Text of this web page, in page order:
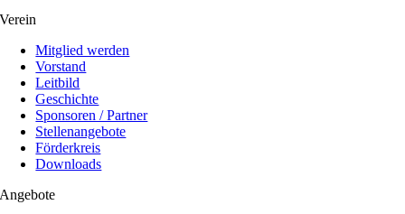
Verein
Mitglied werden
Vorstand
Leitbild
Geschichte
Sponsoren / Partner
Stellenangebote
Förderkreis
Downloads
Angebote